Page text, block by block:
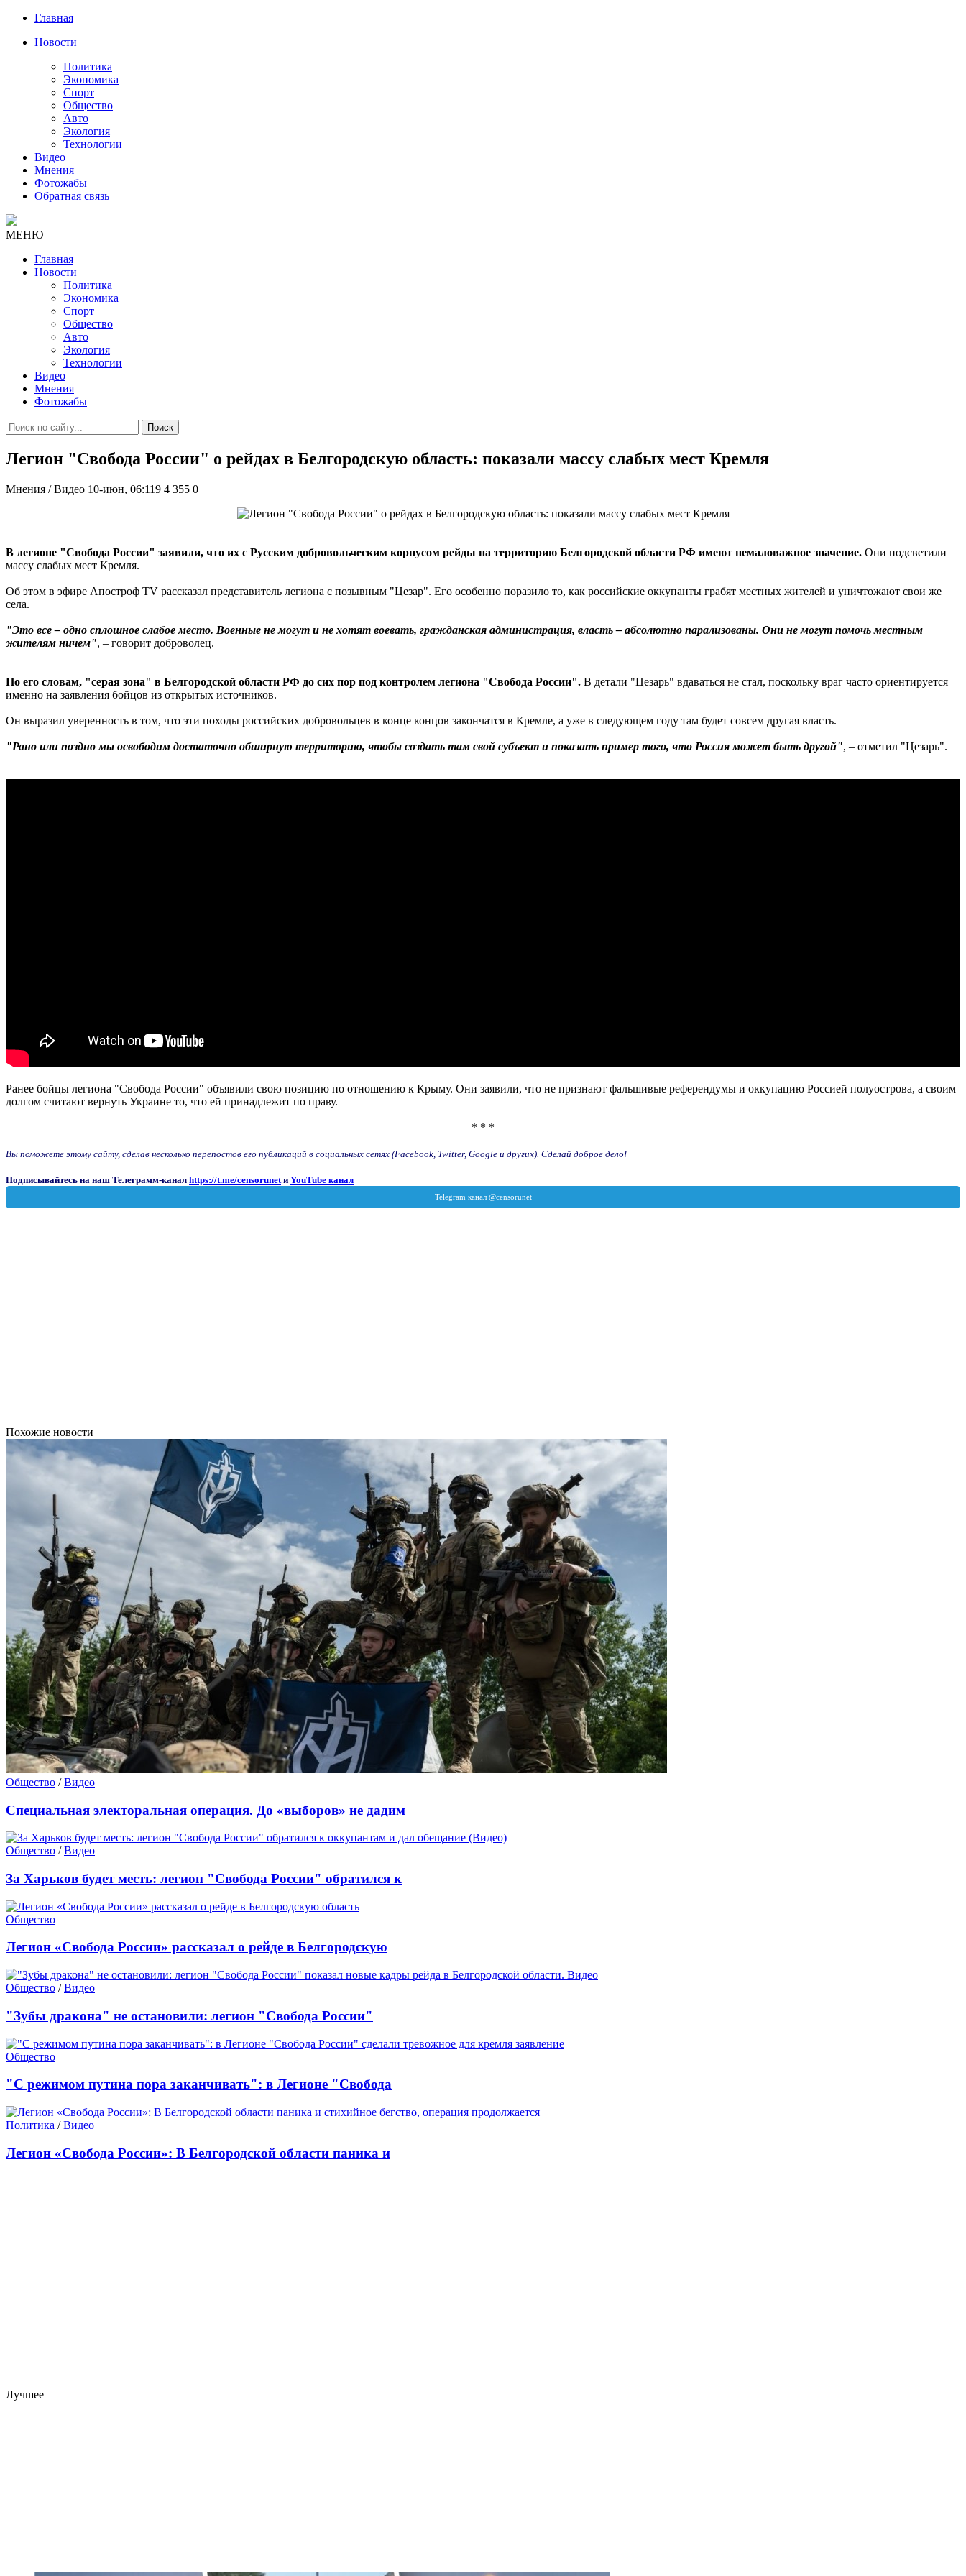
Главная
Новости
Политика
Экономика
Спорт
Общество
Авто
Экология
Технологии
Видео
Мнения
Фотожабы
Обратная связь
МЕНЮ
Главная
Новости
Политика
Экономика
Спорт
Общество
Авто
Экология
Технологии
Видео
Мнения
Фотожабы
Поиск
Легион "Свобода России" о рейдах в Белгородскую область: показали массу слабых мест Кремля
Мнения / Видео 10-июн, 06:119 4 355 0
В легионе "Свобода России" заявили, что их с Русским добровольческим корпусом рейды на территорию Белгородской области РФ имеют немаловажное значение. Они подсветили
массу слабых мест Кремля.
Об этом в эфире Апостроф TV рассказал представитель легиона с позывным "Цезар". Его особенно поразило то, как российские оккупанты грабят местных жителей и уничтожают свои же
села.
"Это все – одно сплошное слабое место. Военные не могут и не хотят воевать, гражданская администрация, власть – абсолютно парализованы. Они не могут помочь местным
жителям ничем", – говорит доброволец.
По его словам, "серая зона" в Белгородской области РФ до сих пор под контролем легиона "Свобода России". В детали "Цезарь" вдаваться не стал, поскольку враг часто ориентируется
именно на заявления бойцов из открытых источников.
Он выразил уверенность в том, что эти походы российских добровольцев в конце концов закончатся в Кремле, а уже в следующем году там будет совсем другая власть.
"Рано или поздно мы освободим достаточно обширную территорию, чтобы создать там свой субъект и показать пример того, что Россия может быть другой", – отметил "Цезарь".
Ранее бойцы легиона "Свобода России" объявили свою позицию по отношению к Крыму. Они заявили, что не признают фальшивые референдумы и оккупацию Россией полуострова, а своим
долгом считают вернуть Украине то, что ей принадлежит по праву.
* * *
Вы поможете этому сайту, сделав несколько перепостов его публикаций в социальных сетях (Facebook, Twitter, Google и других). Сделай доброе дело!
Подписывайтесь на наш Телеграмм-канал https://t.me/censorunet и YouTube канал
Похожие новости
Общество /Видео
Специальная электоральная операция. До «выборов» не дадим
Общество /Видео
За Харьков будет месть: легион "Свобода России" обратился к
Общество
Легион «Свобода России» рассказал о рейде в Белгородскую
Общество /Видео
"Зубы дракона" не остановили: легион "Свобода России"
Общество
"С режимом путина пора заканчивать": в Легионе "Свобода
Политика /Видео
Легион «Свобода России»: В Белгородской области паника и
Лучшее